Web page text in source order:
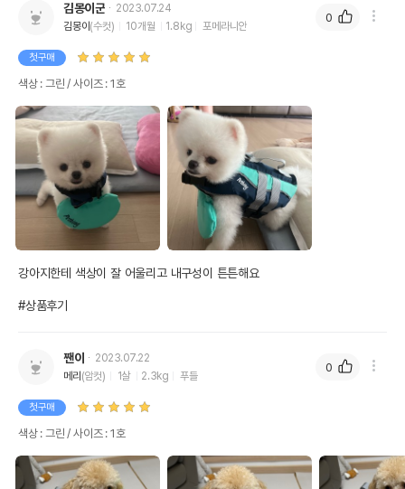
김몽이군
2023.07.24
김몽이 (수컷) 10개월 1.8kg 포메라니안
첫구매
색상 : 그린 / 사이즈 : 1호
강아지한테 색상이 잘 어울리고 내구성이 튼튼해요
#상품후기
0
짼이
2023.07.22
메리 (암컷) 1살 2.3kg 푸들
첫구매
색상 : 그린 / 사이즈 : 1호
0